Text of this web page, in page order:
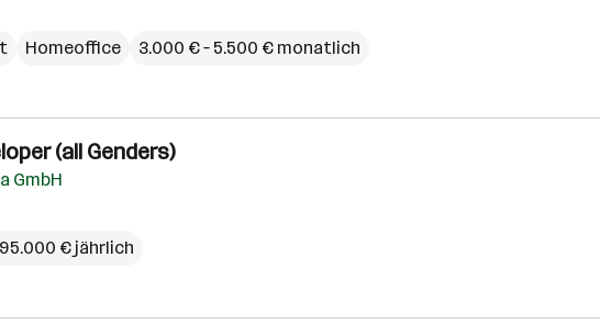
Homeoffice 3.000 € – 5.500 € monatlich
(all Genders)
GmbH
€ jährlich